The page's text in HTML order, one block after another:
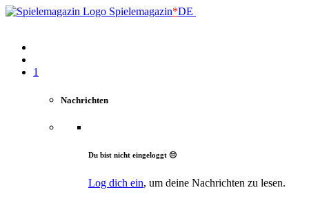
Spielemagazin*DE
1
Nachrichten
Du bist nicht eingeloggt 😔
Log dich ein, um deine Nachrichten zu lesen.